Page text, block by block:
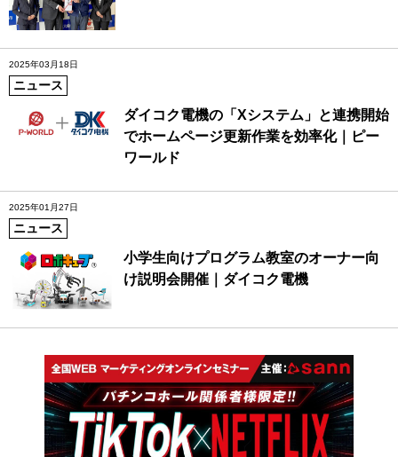
2025年03月18日
ニュース
ダイコク電機の「Xシステム」と連携開始
でホームページ更新作業を効率化｜ピー
ワールド
2025年01月27日
ニュース
小学生向けプログラム教室のオーナー向
け説明会開催｜ダイコク電機